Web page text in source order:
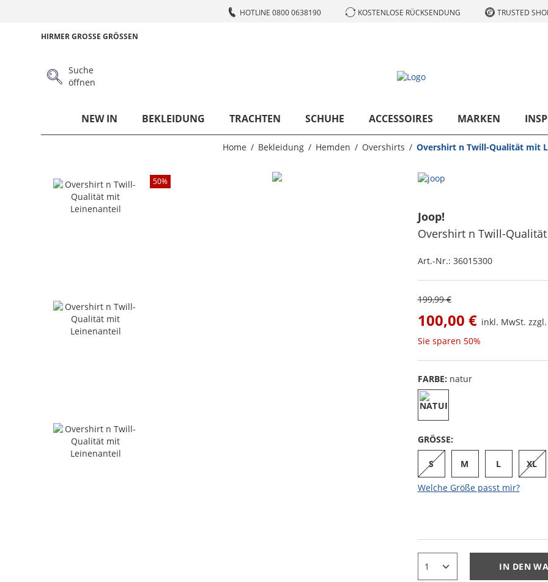
HOTLINE 0800 0638190 KOSTENLOSE RÜCKSENDUNG TRUSTED
HIRMER GROSSE GRÖSSEN
Suche
öffnen
NEW IN BEKLEIDUNG TRACHTEN SCHUHE ACCESSOIRES MARKEN
Home Bekleidung Hemden Overshirts Overshirt n Twill-Qualität mit
50%
Joop!
Overshirt n Twill-
Art.-Nr.: 36015300
199,99 €
100,00 € inkl. MwSt. zzgl.
Sie sparen 50%
FARBE: natur
GRÖSSE:
S M L XL
Welche Größe passt mir?
IN DEN